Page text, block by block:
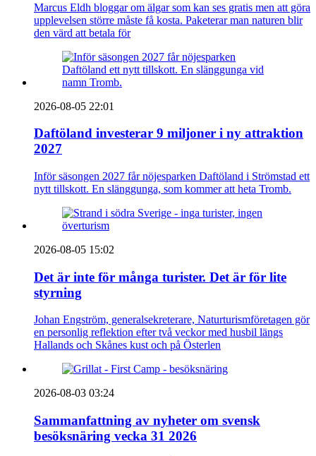
Marcus Eldh bloggar om älgar som kan ses gratis men att göra
upplevelsen större måste få kosta. Paketerar man naturen blir
den värd att betala för
2026-08-05 22:01
Daftöland investerar 9 miljoner i ny attraktion
2027
Inför säsongen 2027 får nöjesparken Daftöland i Strömstad ett
nytt tillskott. En slänggunga, som kommer att heta Tromb.
2026-08-05 15:02
Det är inte för många turister. Det är för lite
styrning
Johan Engström, generalsekreterare, Naturturismföretagen gör
en personlig reflektion efter två veckor med husbil längs
Hallands och Skånes kust och på Österlen
2026-08-03 03:24
Sammanfattning av nyheter om svensk
besöksnäring vecka 31 2026